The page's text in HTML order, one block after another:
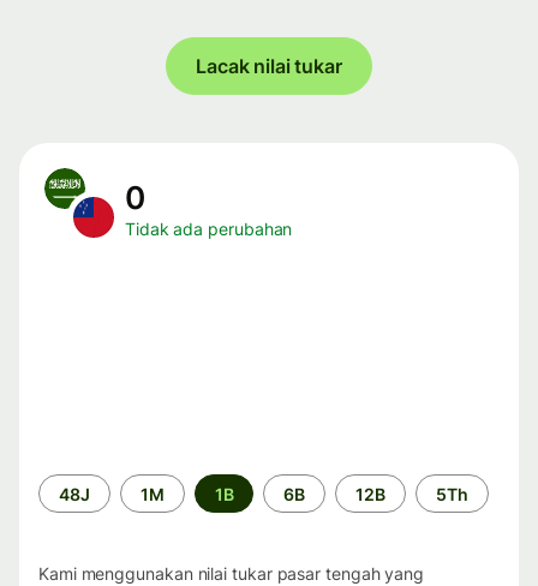
Lacak nilai tukar
0
Tidak ada perubahan
Periode
waktu
48J 1M 1B 6B 12B 5Th
Kami menggunakan nilai tukar pasar tengah yang